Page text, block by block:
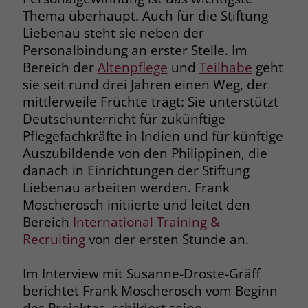
attraktiv, für andere wiederum
weniger ansprechend. Die
Möglichkeiten der Digitalisierung oder
der sich rasant fortentwickelnden
Künstlichen Intelligenz (KI) können
einerseits die Arbeit in vielen
Tätigkeitsfeldern unterstützen –
andererseits stehen hierdurch
manche Berufe und ganze Branchen
vor einem Umbruch oder in der
bisherigen Form vor dem Aus.
Hinter diesen Fragen und den
skizzierten Entwicklungen steht im
eine ganz grundsätzliche Frage: Was
bedeutet Arbeit für mich, für den
Thema überhaupt. Auch für die Stiftung
Liebenau steht sie neben der
Personalbindung an erster Stelle. Im
Bereich der Altenpflege und Teilhabe geht
sie seit rund drei Jahren einen Weg, der
mittlerweile Früchte trägt: Sie unterstützt
Deutschunterricht für zukünftige
Pflegefachkräfte in Indien und für künftige
Auszubildende von den Philippinen, die
danach in Einrichtungen der Stiftung
Liebenau arbeiten werden. Frank
Moscherosch initiierte und leitet den
Bereich International Training &
Recruitingvon der ersten Stunde an.
Im Interview mit Susanne-Droste-Gräff
berichtet Frank Moscherosch vom Beginn
Name __cf_bm
Anbieter .fonts.net
Laufzeit 30 Minuten
Zweck
This cookie, set by Cloudflare, is used to
support Cloudflare Bot Management.
Name JSessionID
Anbieter jobs.stiftung-liebenau.de
Laufzeit Session
allen Seitenanfragen bei.
Name _gcl_au
Anbieter Google Ads
Laufzeit 90 Tage
Zweck Enthält eine zufallsgenerierte User-ID.
Name _gcl_aw
Anbieter Google Ads
Laufzeit 90 Tage
User über einen Klick auf eine Google
Werbeanzeige auf die Website gelangt.
Es enthält Informationen darüber,